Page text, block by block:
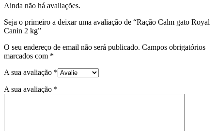
Ainda não há avaliações.
Seja o primeiro a deixar uma avaliação de “Ração Calm gato Royal
Canin 2 kg”
O seu endereço de email não será publicado. Campos obrigatórios
marcados com *
A sua avaliação *
A sua avaliação *